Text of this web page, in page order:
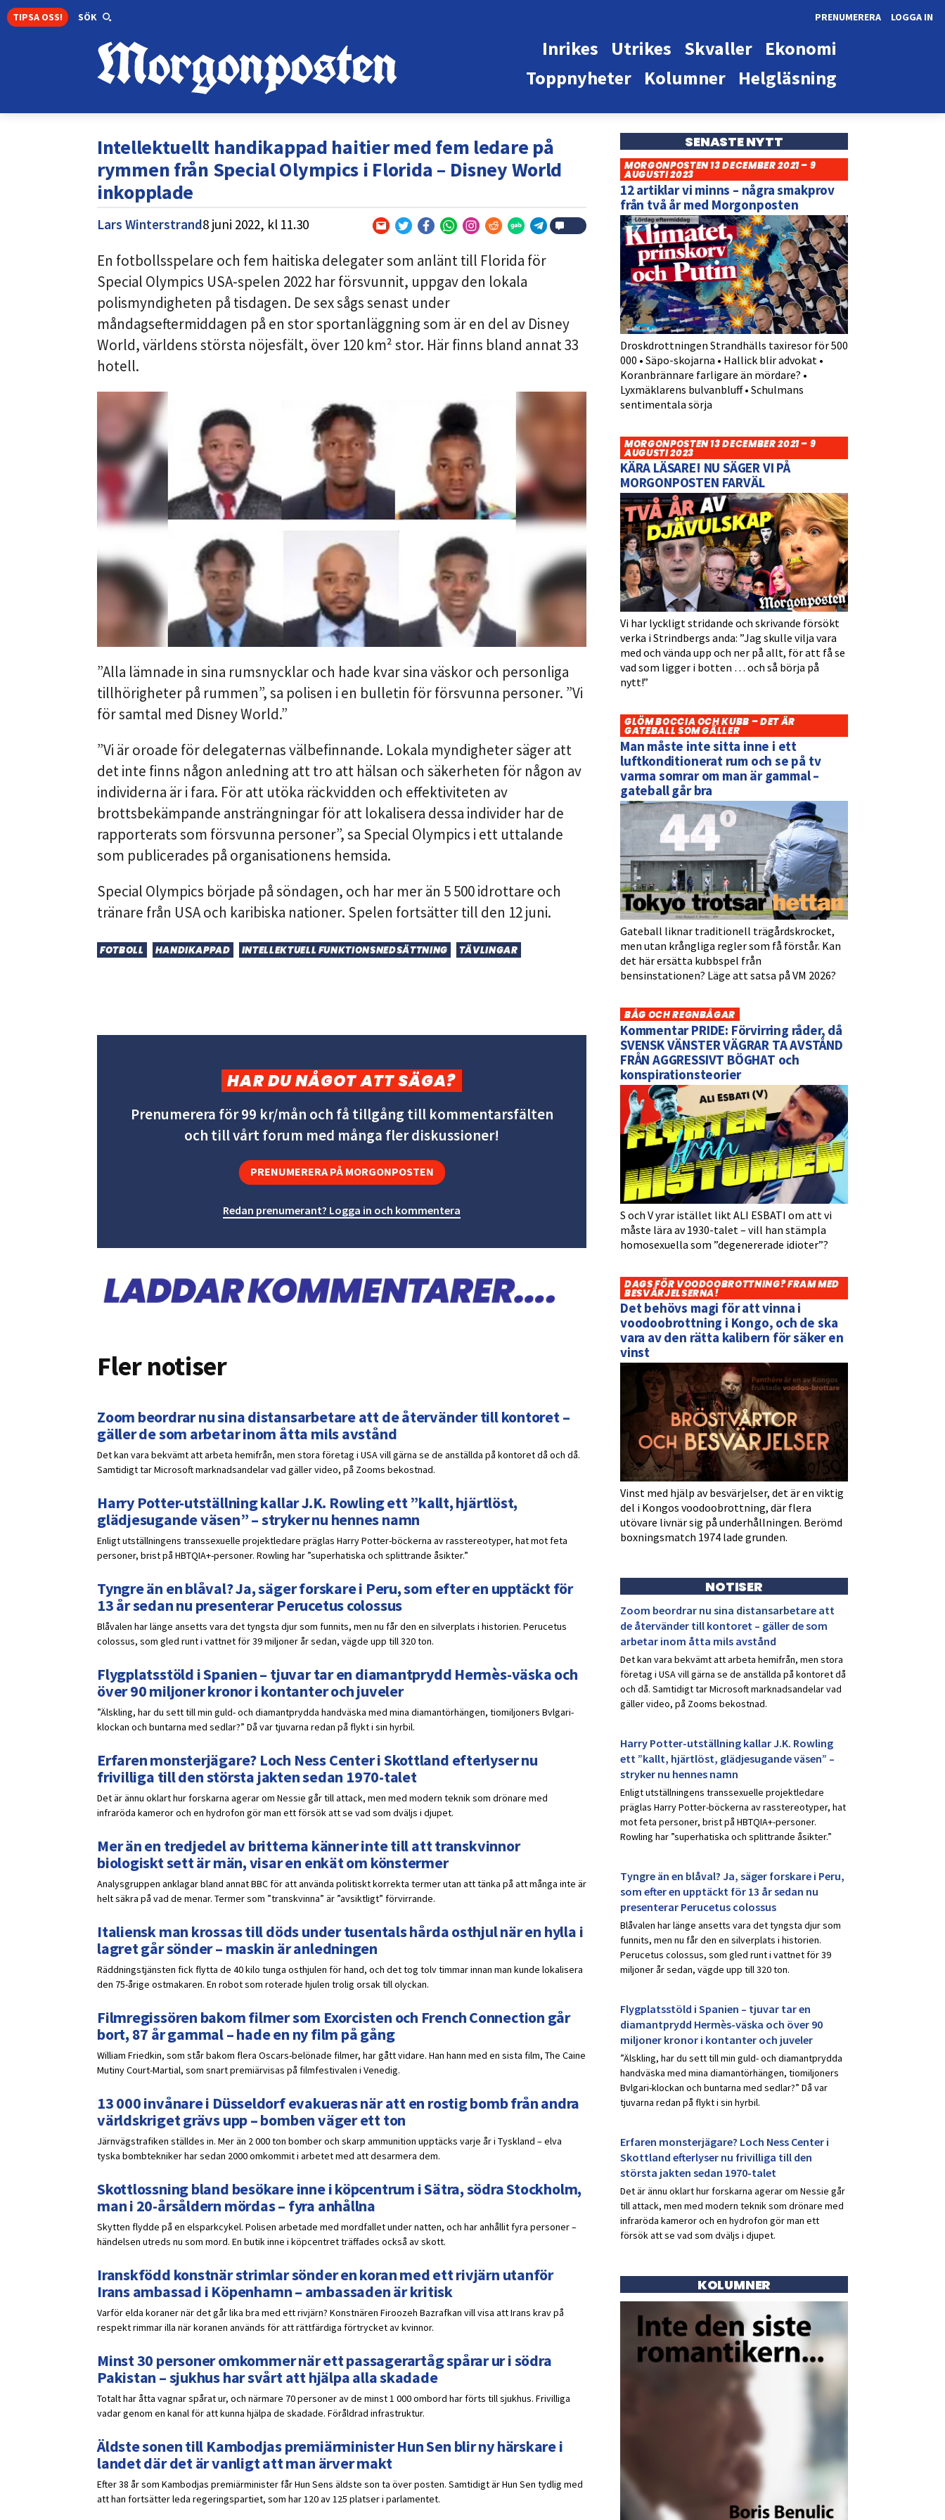
TIPSA OSS! SÖK LOGGA IN
PRENUMERERA
Ekonomi
Skvaller
Utrikes
Inrikes
Helgläsning
Kolumner
Toppnyheter
Intellektuellt handikappad haitier med fem ledare på
rymmen från Special Olympics i Florida – Disney World
inkopplade
Lars Winterstrand8 juni 2022, kl 11.30
En fotbollsspelare och fem haitiska delegater som anlänt till Florida för
Special Olympics USA-spelen 2022 har försvunnit, uppgav den lokala
polismyndigheten på tisdagen. De sex sågs senast under
måndagseftermiddagen på en stor sportanläggning som är en del av Disney
World, världens största nöjesfält, över 120 km² stor. Här finns bland annat 33
hotell.
”Alla lämnade in sina rumsnycklar och hade kvar sina väskor och personliga
tillhörigheter på rummen”, sa polisen i en bulletin för försvunna personer. ”Vi
för samtal med Disney World.”
”Vi är oroade för delegaternas välbefinnande. Lokala myndigheter säger att
det inte finns någon anledning att tro att hälsan och säkerheten för någon av
individerna är i fara. För att utöka räckvidden och effektiviteten av
brottsbekämpande ansträngningar för att lokalisera dessa individer har de
rapporterats som försvunna personer”, sa Special Olympics i ett uttalande
som publicerades på organisationens hemsida.
Special Olympics började på söndagen, och har mer än 5 500 idrottare och
tränare från USA och karibiska nationer. Spelen fortsätter till den 12 juni.
FOTBOLL HANDIKAPPAD INTELLEKTUELL FUNKTIONSNEDSÄTTNING TÄVLINGAR
HAR DU NÅGOT ATT SÄGA?
Prenumerera för 99 kr/mån och få tillgång till kommentarsfälten
och till vårt forum med många fler diskussioner!
PRENUMERERA PÅ MORGONPOSTEN
Redan prenumerant? Logga in och kommentera
Fler notiser
Zoom beordrar nu sina distansarbetare att de återvänder till kontoret –
gäller de som arbetar inom åtta mils avstånd
Det kan vara bekvämt att arbeta hemifrån, men stora företag i USA vill gärna se de anställda på kontoret då och då.
Samtidigt tar Microsoft marknadsandelar vad gäller video, på Zooms bekostnad.
Harry Potter-utställning kallar J.K. Rowling ett ”kallt, hjärtlöst,
glädjesugande väsen” – stryker nu hennes namn
Enligt utställningens transsexuelle projektledare präglas Harry Potter-böckerna av rasstereotyper, hat mot feta
personer, brist på HBTQIA+-personer. Rowling har ”superhatiska och splittrande åsikter.”
Tyngre än en blåval? Ja, säger forskare i Peru, som efter en upptäckt för
13 år sedan nu presenterar Perucetus colossus
Blåvalen har länge ansetts vara det tyngsta djur som funnits, men nu får den en silverplats i historien. Perucetus
colossus, som gled runt i vattnet för 39 miljoner år sedan, vägde upp till 320 ton.
Flygplatsstöld i Spanien – tjuvar tar en diamantprydd Hermès-väska och
över 90 miljoner kronor i kontanter och juveler
”Älskling, har du sett till min guld- och diamantprydda handväska med mina diamantörhängen, tiomiljoners Bvlgari-
klockan och buntarna med sedlar?” Då var tjuvarna redan på flykt i sin hyrbil.
Erfaren monsterjägare? Loch Ness Center i Skottland efterlyser nu
frivilliga till den största jakten sedan 1970-talet
Det är ännu oklart hur forskarna agerar om Nessie går till attack, men med modern teknik som drönare med
infraröda kameror och en hydrofon gör man ett försök att se vad som dväljs i djupet.
Mer än en tredjedel av britterna känner inte till att transkvinnor
biologiskt sett är män, visar en enkät om könstermer
Analysgruppen anklagar bland annat BBC för att använda politiskt korrekta termer utan att tänka på att många inte är
helt säkra på vad de menar. Termer som ”transkvinna” är ”avsiktligt” förvirrande.
Italiensk man krossas till döds under tusentals hårda osthjul när en hylla i
lagret går sönder – maskin är anledningen
Räddningstjänsten fick flytta de 40 kilo tunga osthjulen för hand, och det tog tolv timmar innan man kunde lokalisera
den 75-årige ostmakaren. En robot som roterade hjulen trolig orsak till olyckan.
Filmregissören bakom filmer som Exorcisten och French Connection går
bort, 87 år gammal – hade en ny film på gång
William Friedkin, som står bakom flera Oscars-belönade filmer, har gått vidare. Han hann med en sista film, The Caine
Mutiny Court-Martial, som snart premiärvisas på filmfestivalen i Venedig.
13 000 invånare i Düsseldorf evakueras när att en rostig bomb från andra
världskriget grävs upp – bomben väger ett ton
Järnvägstrafiken ställdes in. Mer än 2 000 ton bomber och skarp ammunition upptäcks varje år i Tyskland – elva
tyska bombtekniker har sedan 2000 omkommit i arbetet med att desarmera dem.
Skottlossning bland besökare inne i köpcentrum i Sätra, södra Stockholm,
man i 20-årsåldern mördas – fyra anhållna
Skytten flydde på en elsparkcykel. Polisen arbetade med mordfallet under natten, och har anhållit fyra personer –
händelsen utreds nu som mord. En butik inne i köpcentret träffades också av skott.
Iranskfödd konstnär strimlar sönder en koran med ett rivjärn utanför
Irans ambassad i Köpenhamn – ambassaden är kritisk
Varför elda koraner när det går lika bra med ett rivjärn? Konstnären Firoozeh Bazrafkan vill visa att Irans krav på
respekt rimmar illa när koranen används för att rättfärdiga förtrycket av kvinnor.
Minst 30 personer omkommer när ett passagerartåg spårar ur i södra
Pakistan – sjukhus har svårt att hjälpa alla skadade
Totalt har åtta vagnar spårat ur, och närmare 70 personer av de minst 1 000 ombord har förts till sjukhus. Frivilliga
vadar genom en kanal för att kunna hjälpa de skadade. Föråldrad infrastruktur.
Äldste sonen till Kambodjas premiärminister Hun Sen blir ny härskare i
landet där det är vanligt att man ärver makt
Efter 38 år som Kambodjas premiärminister får Hun Sens äldste son ta över posten. Samtidigt är Hun Sen tydlig med
att han fortsätter leda regeringspartiet, som har 120 av 125 platser i parlamentet.
SENASTE NYTT
MORGONPOSTEN 13 DECEMBER 2021 – 9
AUGUSTI 2023
12 artiklar vi minns – några smakprov
från två år med Morgonposten
Droskdrottningen Strandhälls taxiresor för 500
000 • Säpo-skojarna • Hallick blir advokat •
Koranbrännare farligare än mördare? •
Lyxmäklarens bulvanbluff • Schulmans
sentimentala sörja
MORGONPOSTEN 13 DECEMBER 2021 – 9
AUGUSTI 2023
KÄRA LÄSARE! NU SÄGER VI PÅ
MORGONPOSTEN FARVÄL
Vi har lyckligt stridande och skrivande försökt
verka i Strindbergs anda: ”Jag skulle vilja vara
med och vända upp och ner på allt, för att få se
vad som ligger i botten … och så börja på
nytt!”
GLÖM BOCCIA OCH KUBB – DET ÄR
GATEBALL SOM GÄLLER
Man måste inte sitta inne i ett
luftkonditionerat rum och se på tv
varma somrar om man är gammal –
gateball går bra
Gateball liknar traditionell trägårdskrocket,
men utan krångliga regler som få förstår. Kan
det här ersätta kubbspel från
bensinstationen? Läge att satsa på VM 2026?
BÅG OCH REGNBÅGAR
Kommentar PRIDE: Förvirring råder, då
SVENSK VÄNSTER VÄGRAR TA AVSTÅND
FRÅN AGGRESSIVT BÖGHAT och
konspirationsteorier
S och V yrar istället likt ALI ESBATI om att vi
måste lära av 1930-talet – vill han stämpla
homosexuella som ”degenererade idioter”?
DAGS FÖR VOODOOBROTTNING? FRAM MED
BESVÄRJELSERNA!
Det behövs magi för att vinna i
voodoobrottning i Kongo, och de ska
vara av den rätta kalibern för säker en
vinst
Vinst med hjälp av besvärjelser, det är en viktig
del i Kongos voodoobrottning, där flera
utövare livnär sig på underhållningen. Berömd
boxningsmatch 1974 lade grunden.
NOTISER
Zoom beordrar nu sina distansarbetare att
de återvänder till kontoret – gäller de som
arbetar inom åtta mils avstånd
Det kan vara bekvämt att arbeta hemifrån, men stora
företag i USA vill gärna se de anställda på kontoret då
och då. Samtidigt tar Microsoft marknadsandelar vad
gäller video, på Zooms bekostnad.
Harry Potter-utställning kallar J.K. Rowling
ett ”kallt, hjärtlöst, glädjesugande väsen” –
stryker nu hennes namn
Enligt utställningens transsexuelle projektledare
präglas Harry Potter-böckerna av rasstereotyper, hat
mot feta personer, brist på HBTQIA+-personer.
Rowling har ”superhatiska och splittrande åsikter.”
Tyngre än en blåval? Ja, säger forskare i Peru,
som efter en upptäckt för 13 år sedan nu
presenterar Perucetus colossus
Blåvalen har länge ansetts vara det tyngsta djur som
funnits, men nu får den en silverplats i historien.
Perucetus colossus, som gled runt i vattnet för 39
miljoner år sedan, vägde upp till 320 ton.
Flygplatsstöld i Spanien – tjuvar tar en
diamantprydd Hermès-väska och över 90
miljoner kronor i kontanter och juveler
”Älskling, har du sett till min guld- och diamantprydda
handväska med mina diamantörhängen, tiomiljoners
Bvlgari-klockan och buntarna med sedlar?” Då var
tjuvarna redan på flykt i sin hyrbil.
Erfaren monsterjägare? Loch Ness Center i
Skottland efterlyser nu frivilliga till den
största jakten sedan 1970-talet
Det är ännu oklart hur forskarna agerar om Nessie går
till attack, men med modern teknik som drönare med
infraröda kameror och en hydrofon gör man ett
försök att se vad som dväljs i djupet.
KOLUMNER